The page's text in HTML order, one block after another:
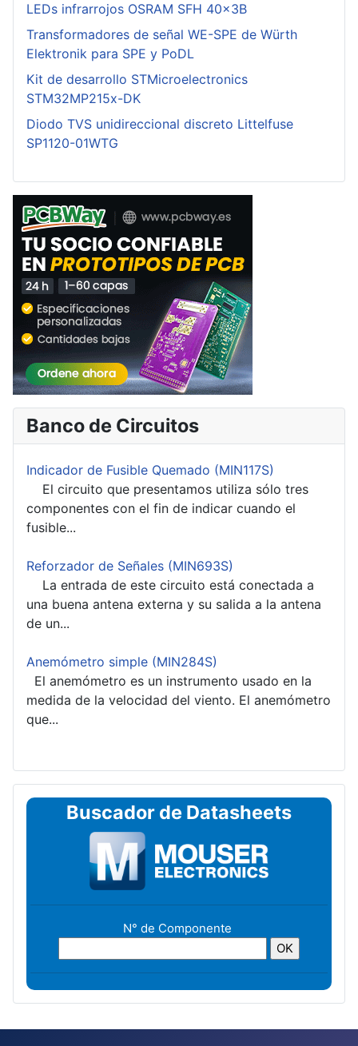
LEDs infrarrojos OSRAM SFH 40x3B
Transformadores de señal WE-SPE de Würth
Elektronik para SPE y PoDL
Kit de desarrollo STMicroelectronics
STM32MP215x-DK
Diodo TVS unidireccional discreto Littelfuse
SP1120-01WTG
Banco de Circuitos
Indicador de Fusible Quemado (MIN117S)
El circuito que presentamos utiliza sólo tres
componentes con el fin de indicar cuando el
fusible...
Reforzador de Señales (MIN693S)
La entrada de este circuito está conectada a
una buena antena externa y su salida a la antena
de un...
Anemómetro simple (MIN284S)
El anemómetro es un instrumento usado en la
medida de la velocidad del viento. El anemómetro
que...
Buscador de Datasheets
N° de Componente